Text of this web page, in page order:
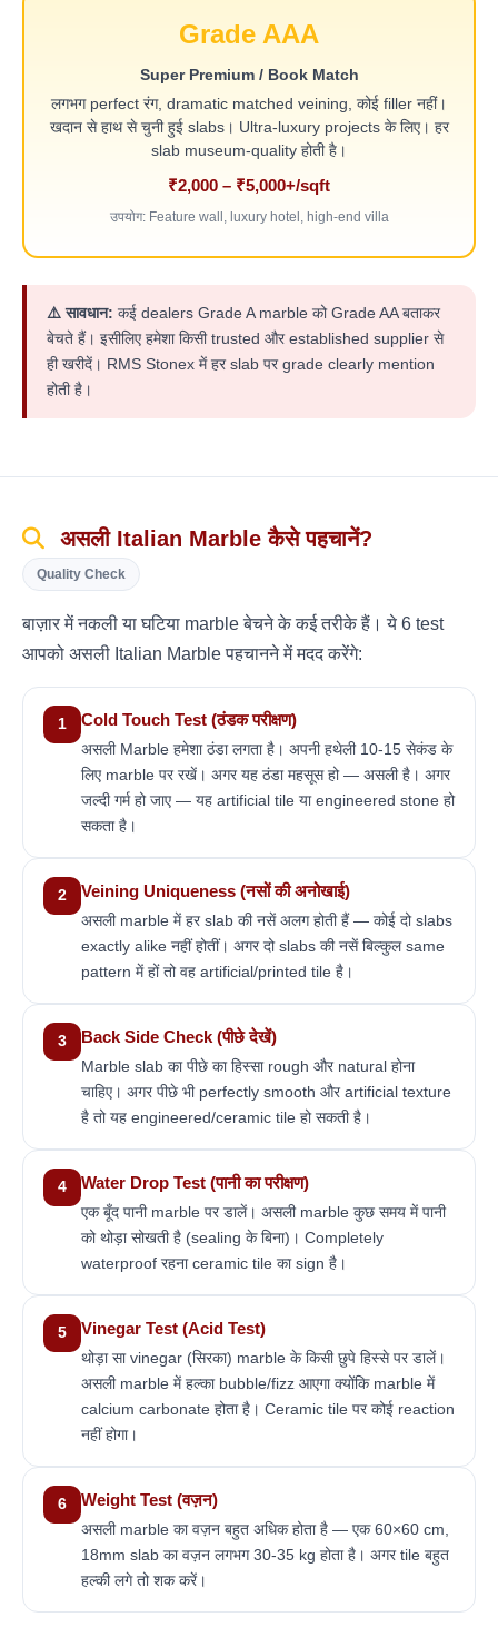
Grade AAA
Super Premium / Book Match
लगभग perfect रंग, dramatic matched veining, कोई filler नहीं।
खदान से हाथ से चुनी हुई slabs। Ultra-luxury projects के लिए। हर
slab museum-quality होती है।
₹2,000 – ₹5,000+/sqft
उपयोग: Feature wall, luxury hotel, high-end villa
⚠️ सावधान: कई dealers Grade A marble को Grade AA बताकर
बेचते हैं। इसीलिए हमेशा किसी trusted और established supplier से
ही खरीदें। RMS Stonex में हर slab पर grade clearly mention
होती है।
असली Italian Marble कैसे पहचानें?
Quality Check
बाज़ार में नकली या घटिया marble बेचने के कई तरीके हैं। ये 6 test
आपको असली Italian Marble पहचानने में मदद करेंगे:
Cold Touch Test (ठंडक परीक्षण)
असली Marble हमेशा ठंडा लगता है। अपनी हथेली 10-15 सेकंड के
लिए marble पर रखें। अगर यह ठंडा महसूस हो — असली है। अगर
जल्दी गर्म हो जाए — यह artificial tile या engineered stone हो
सकता है।
Veining Uniqueness (नसों की अनोखाई)
असली marble में हर slab की नसें अलग होती हैं — कोई दो slabs
exactly alike नहीं होतीं। अगर दो slabs की नसें बिल्कुल same
pattern में हों तो वह artificial/printed tile है।
Back Side Check (पीछे देखें)
Marble slab का पीछे का हिस्सा rough और natural होना
चाहिए। अगर पीछे भी perfectly smooth और artificial texture
है तो यह engineered/ceramic tile हो सकती है।
Water Drop Test (पानी का परीक्षण)
एक बूँद पानी marble पर डालें। असली marble कुछ समय में पानी
को थोड़ा सोखती है (sealing के बिना)। Completely
waterproof रहना ceramic tile का sign है।
Vinegar Test (Acid Test)
थोड़ा सा vinegar (सिरका) marble के किसी छुपे हिस्से पर डालें।
असली marble में हल्का bubble/fizz आएगा क्योंकि marble में
calcium carbonate होता है। Ceramic tile पर कोई reaction
नहीं होगा।
Weight Test (वज़न)
असली marble का वज़न बहुत अधिक होता है — एक 60×60 cm,
18mm slab का वज़न लगभग 30-35 kg होता है। अगर tile बहुत
हल्की लगे तो शक करें।